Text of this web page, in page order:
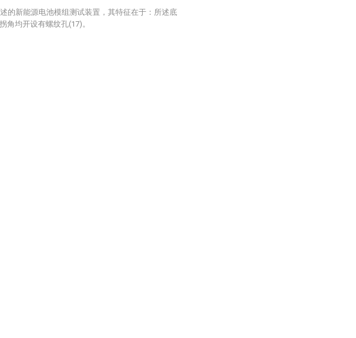
的新能源电池模组测试装置，其特征在于：所述底
角均开设有螺纹孔(17)。